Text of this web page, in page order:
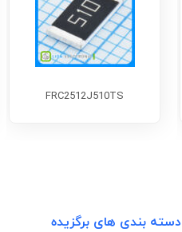
FRC2512J510TS
دسته بندی های برگزیده